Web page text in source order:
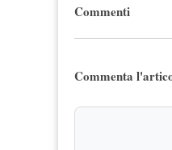
Commenti
Commenta